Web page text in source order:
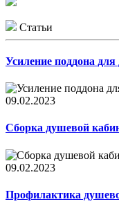
Статьи
Усиление поддона
09.02.2023
Сборка душевой
09.02.2023
Профилактика